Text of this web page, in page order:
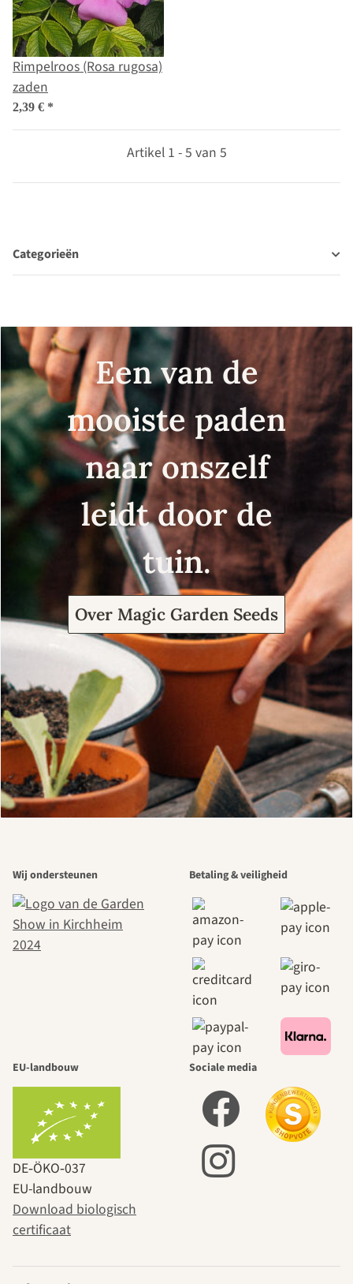
Rimpelroos (Rosa rugosa)
zaden
2,39 € *
Artikel 1 - 5 van 5
Categorieën
Een van de
mooiste paden
naar onszelf
leidt door de
tuin.
Over Magic Garden Seeds
Wij ondersteunen Betaling & veiligheid
EU-landbouw
DE‑ÖKO‑037
EU-landbouw
Download biologisch
certificaat
Sociale media